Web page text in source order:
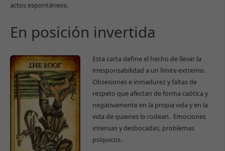
actos espontáneos.
En posición invertida
Esta carta define el hecho de llevar la
irresponsabilidad a un límite extremo.
Obsesiones e inmadurez y faltas de
respeto que afectan de forma caótica y
negativamente en la propia vida y en la
vida de quienes lo rodean. Emociones
intensas y desbocadas, problemas
psíquicos.